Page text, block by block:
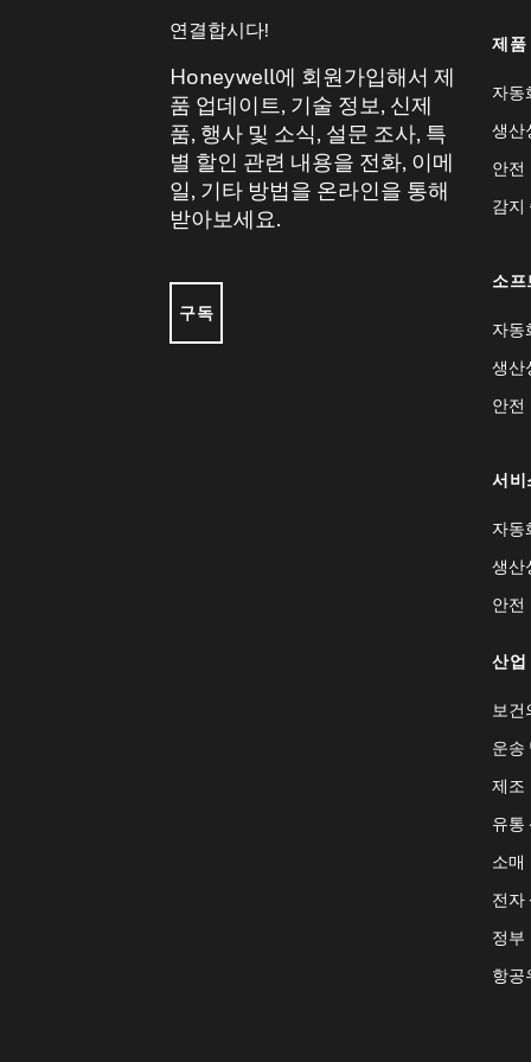
연결합시다!
Honeywell에 회원가입해서 제
품 업데이트, 기술 정보, 신제
품, 행사 및 소식, 설문 조사, 특
별 할인 관련 내용을 전화, 이메
일, 기타 방법을 온라인을 통해
받아보세요.
구독
제품
자동
생산
안전
감지
소프
자동
생산
안전
서비
자동
생산
안전
산업
보건
운송
제조
유통
소매
전자
정부
항공